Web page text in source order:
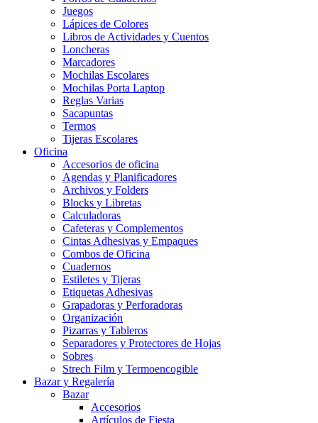
Juegos
Lápices de Colores
Libros de Actividades y Cuentos
Loncheras
Marcadores
Mochilas Escolares
Mochilas Porta Laptop
Reglas Varias
Sacapuntas
Termos
Tijeras Escolares
Oficina
Accesorios de oficina
Agendas y Planificadores
Archivos y Folders
Blocks y Libretas
Calculadoras
Cafeteras y Complementos
Cintas Adhesivas y Empaques
Combos de Oficina
Cuadernos
Estiletes y Tijeras
Etiquetas Adhesivas
Grapadoras y Perforadoras
Organización
Pizarras y Tableros
Separadores y Protectores de Hojas
Sobres
Strech Film y Termoencogible
Bazar y Regalería
Bazar
Accesorios
Artículos de Fiesta